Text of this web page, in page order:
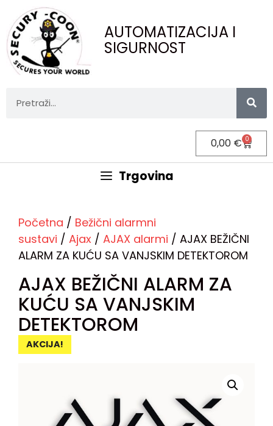
AUTOMATIZACIJA I
SIGURNOST
0,00 € 0
Trgovina
Početna / Bežični alarmni
sustavi / Ajax / AJAX alarmi / AJAX BEŽIČNI
ALARM ZA KUĆU SA VANJSKIM DETEKTOROM
AJAX BEŽIČNI ALARM ZA
KUĆU SA VANJSKIM
DETEKTOROM
AKCIJA!